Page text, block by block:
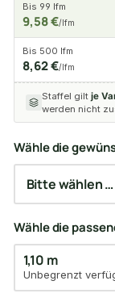
Bis 99 lfm
9,58 €/lfm
Bis 500 lfm
8,62 €/lfm
Staffel gilt je
werden nicht
Wähle die
Wähle die
1,10 m
Unbegrenzt